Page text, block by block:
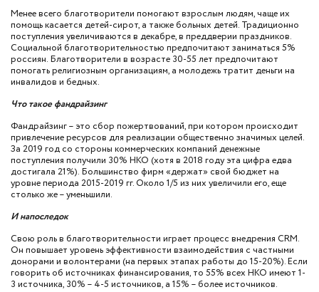
Менее всего благотворители помогают взрослым людям, чаще их
помощь касается детей-сирот, а также больных детей. Традиционно
поступления увеличиваются в декабре, в преддверии праздников.
Социальной благотворительностью предпочитают заниматься 5%
россиян. Благотворители в возрасте 30-55 лет предпочитают
помогать религиозным организациям, а молодежь тратит деньги на
инвалидов и бедных.
Что такое фандрайзинг
Фандрайзинг – это сбор пожертвований, при котором происходит
привлечение ресурсов для реализации общественно значимых целей.
За 2019 год со стороны коммерческих компаний денежные
поступления получили 30% НКО (хотя в 2018 году эта цифра едва
достигала 21%). Большинство фирм «держат» свой бюджет на
уровне периода 2015-2019 гг. Около 1/5 из них увеличили его, еще
столько же – уменьшили.
И напоследок
Свою роль в благотворительности играет процесс внедрения CRM.
Он повышает уровень эффективности взаимодействия с частными
донорами и волонтерами (на первых этапах работы до 15-20%). Если
говорить об источниках финансирования, то 55% всех НКО имеют 1-
3 источника, 30% – 4-5 источников, а 15% – более источников.